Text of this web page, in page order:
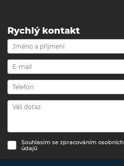
Rychlý kontakt
Souhlasím se zpracováním osobních
údajů